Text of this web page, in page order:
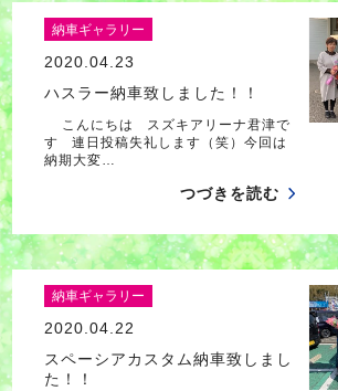
納車ギャラリー
2020.04.23
ハスラー納車致しました！！
こんにちは スズキアリーナ君津で
す 連日投稿失礼します（笑）今回は
納期大変…
つづきを読む
納車ギャラリー
2020.04.22
スペーシアカスタム納車致しまし
た！！